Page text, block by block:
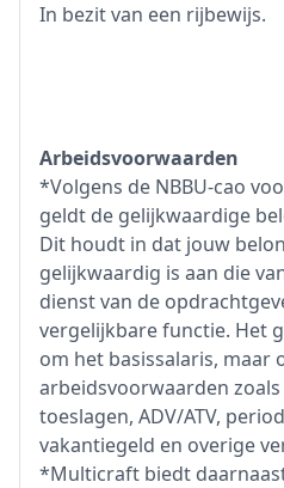
In bezit van een rijbewijs.
Arbeidsvoorwaarden
*Volgens de NBBU-cao
geldt de gelijkwaardige
Dit houdt in dat jouw
gelijkwaardig is aan die
dienst van de
vergelijkbare functie. Het
om het basissalaris, maar
arbeidsvoorwaarden
toeslagen, ADV/ATV,
vakantiegeld en overige
*Multicraft biedt